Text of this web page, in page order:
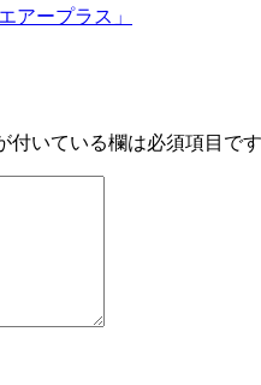
アープラス」
付いている欄は必須項目です